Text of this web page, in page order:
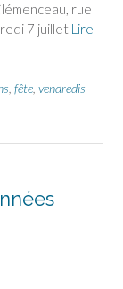
rue
7 juillet Lire
fête vendredis